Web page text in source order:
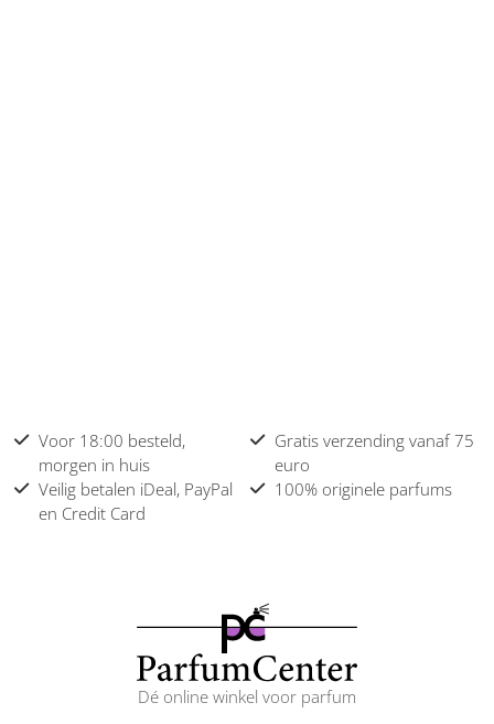
Voor 18:00 besteld,
morgen in huis
Gratis verzending vanaf 75
euro
Veilig betalen iDeal, PayPal
en Credit Card
100% originele parfums
Dé online winkel voor parfum